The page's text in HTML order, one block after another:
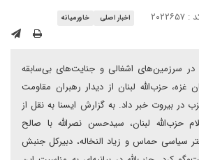
اخبار اصلی خاورمیانه
در سرزمین‌های اشغالی و جنایت‌های بی‌سابقه
غزه، حزب‌الله لبنان از دیدار رهبران مقاومت
در بیروت خبر داد. به گزارش ایسنا به نقل از
حزب‌الله لبنان، سیدحسن نصرالله با صالح
سیاسی حماس و زیاد‌ النخاله، دبیرکل جنبش